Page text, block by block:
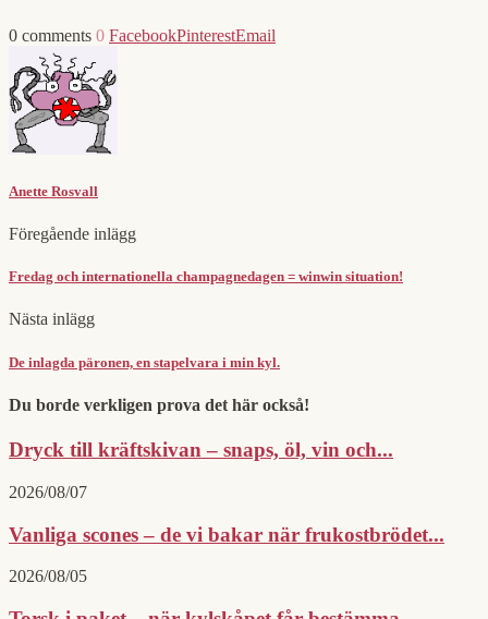
0 comments 0 FacebookPinterestEmail
Anette Rosvall
Föregående inlägg
Fredag och internationella champagnedagen = winwin situation!
Nästa inlägg
De inlagda päronen, en stapelvara i min kyl.
Du borde verkligen prova det här också!
Dryck till kräftskivan – snaps, öl, vin och...
2026/08/07
Vanliga scones – de vi bakar när frukostbrödet...
2026/08/05